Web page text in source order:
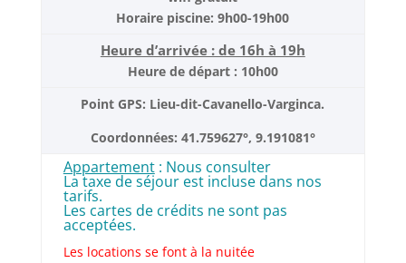
Horaire piscine: 9h00-19h00
Heure d’arrivée : de 16h à 19h
Heure de départ : 10h00
Point GPS: Lieu-dit-Cavanello-Varginca.
Coordonnées: 41.759627°, 9.191081°
Appartement: Nous consulter
La taxe de séjour est incluse dans nos
tarifs.
Les cartes de crédits ne sont pas
acceptées.
Les locations se font à la nuitée